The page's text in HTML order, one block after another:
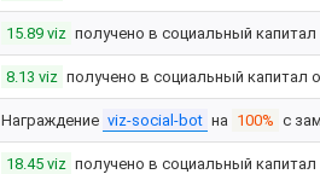
15.89 viz получено в социальный
8.13 viz получено в социальный капитал
Награждение viz-social-bot на 100% с
18.45 viz получено в социальный